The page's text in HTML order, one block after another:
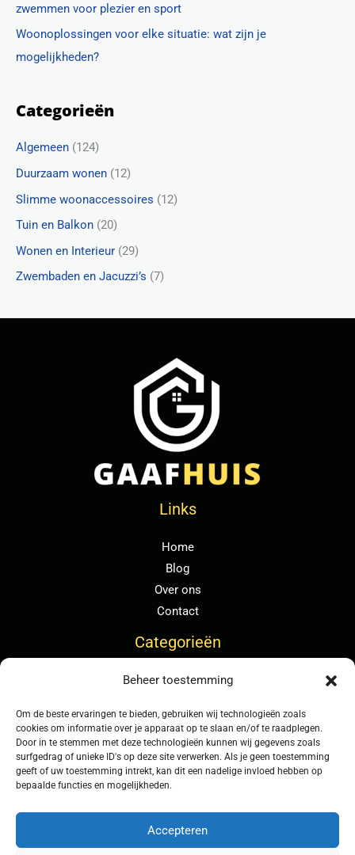
Beheer toestemming
Om de beste ervaringen te bieden, gebruiken wij technologieën zoals
cookies om informatie over je apparaat op te slaan en/of te raadplegen.
Door in te stemmen met deze technologieën kunnen wij gegevens zoals
surfgedrag of unieke ID's op deze site verwerken. Als je geen toestemming
geeft of uw toestemming intrekt, kan dit een nadelige invloed hebben op
bepaalde functies en mogelijkheden.
Accepteren
zwemmen voor plezier en sport
Woonoplossingen voor elke situatie: wat zijn je
mogelijkheden?
Categorieën
Algemeen (124)
Duurzaam wonen (12)
Slimme woonaccessoires (12)
Tuin en Balkon (20)
Wonen en Interieur (29)
Zwembaden en Jacuzzi’s (7)
Links
Home
Blog
Over ons
Contact
Categorieën
Algemeen
Slimme woonaccessoires
Tuin en Balkon
Wonen en Interieur
Zwembaden en Jacuzzi’s